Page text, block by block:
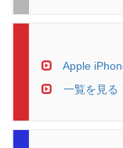
Apple
一覧を見る